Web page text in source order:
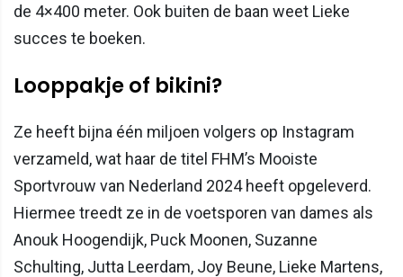
de 4×400 meter. Ook buiten de baan weet Lieke
succes te boeken.
Looppakje of bikini?
Ze heeft bijna één miljoen volgers op Instagram
verzameld, wat haar de titel FHM’s Mooiste
Sportvrouw van Nederland 2024 heeft opgeleverd.
Hiermee treedt ze in de voetsporen van dames als
Anouk Hoogendijk, Puck Moonen, Suzanne
Schulting, Jutta Leerdam, Joy Beune, Lieke Martens,